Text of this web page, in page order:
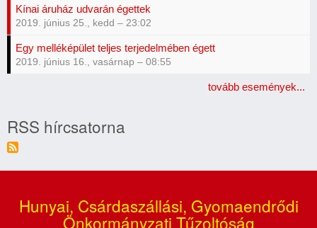
Kínai áruház udvarán égettek
2019. június 25., kedd – 23:02
Egy melléképület teljes terjedelmében égett
2019. június 16., vasárnap – 08:55
tovább események...
RSS hírcsatorna
Hunyai, Csárdaszállási, Gyomaendrődi
Önkormányzati Tűzoltóság